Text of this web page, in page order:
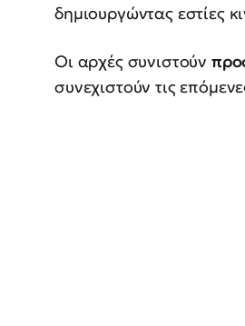
δημιουργώντας εστίες
Οι αρχές συνιστούν
συνεχιστούν τις